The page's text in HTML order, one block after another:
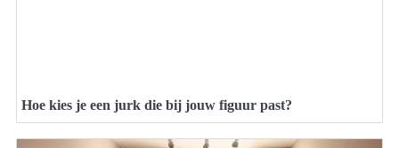
Hoe kies je een jurk die bij jouw figuur past?